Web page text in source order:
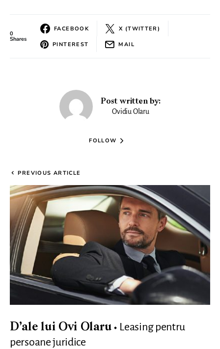
0
Shares
FACEBOOK X (TWITTER)
PINTEREST MAIL
Post written by:
Ovidiu Olaru
FOLLOW
PREVIOUS ARTICLE
D’ale lui Ovi Olaru
Leasing pentru
persoane juridice